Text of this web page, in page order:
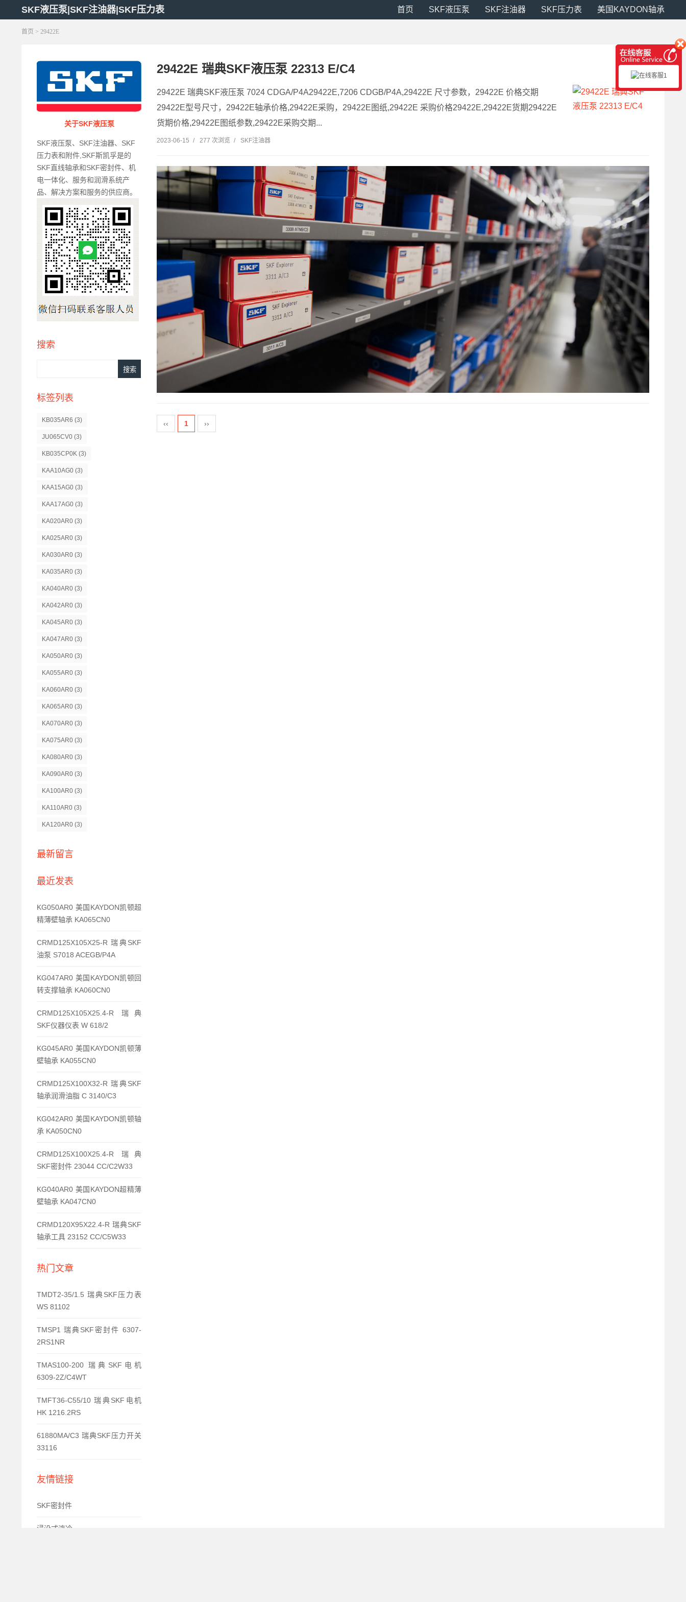
SKF液压泵|SKF注油器|SKF压力表 首页 SKF液压泵 SKF注油器 SKF压力表 美国KAYDON轴承
首页 > 29422E
关于SKF液压泵
SKF液压泵、SKF注油器、SKF
压力表和附件,SKF斯凯孚是的
SKF直线轴承和SKF密封件、机
电一体化、服务和润滑系统产
品、解决方案和服务的供应商。
搜索
标签列表
KB035AR6 (3)
JU065CV0 (3)
KB035CP0K (3)
KAA10AG0 (3)
KAA15AG0 (3)
KAA17AG0 (3)
KA020AR0 (3)
KA025AR0 (3)
KA030AR0 (3)
KA035AR0 (3)
KA040AR0 (3)
KA042AR0 (3)
KA045AR0 (3)
KA047AR0 (3)
KA050AR0 (3)
KA055AR0 (3)
KA060AR0 (3)
KA065AR0 (3)
KA070AR0 (3)
KA075AR0 (3)
KA080AR0 (3)
KA090AR0 (3)
KA100AR0 (3)
KA110AR0 (3)
KA120AR0 (3)
最新留言
最近发表
KG050AR0 美国KAYDON凯顿超
精薄壁轴承 KA065CN0
CRMD125X105X25-R 瑞典SKF
油泵 S7018 ACEGB/P4A
KG047AR0 美国KAYDON凯顿回
转支撑轴承 KA060CN0
CRMD125X105X25.4-R 瑞典
SKF仪器仪表 W 618/2
KG045AR0 美国KAYDON凯顿薄
壁轴承 KA055CN0
CRMD125X100X32-R 瑞典SKF
轴承润滑油脂 C 3140/C3
KG042AR0 美国KAYDON凯顿轴
承 KA050CN0
CRMD125X100X25.4-R 瑞典
SKF密封件 23044 CC/C2W33
KG040AR0 美国KAYDON超精薄
壁轴承 KA047CN0
CRMD120X95X22.4-R 瑞典SKF
轴承工具 23152 CC/C5W33
热门文章
TMDT2-35/1.5 瑞典SKF压力表
WS 81102
TMSP1 瑞典SKF密封件 6307-
2RS1NR
TMAS100-200 瑞典SKF电机
6309-2Z/C4WT
TMFT36-C55/10 瑞典SKF电机
HK 1216.2RS
61880MA/C3 瑞典SKF压力开关
33116
友情链接
SKF密封件
浸没式液冷
29422E 瑞典SKF液压泵 22313 E/C4
29422E 瑞典SKF液压泵 7024 CDGA/P4A29422E,7206 CDGB/P4A,29422E 尺寸参数，29422E 价格交期
29422E型号尺寸，29422E轴承价格,29422E采购，29422E图纸,29422E 采购价格29422E,29422E货期29422E
货期价格,29422E图纸参数,29422E采购交期...
2023-06-15 / 277 次浏览 / SKF注油器
‹‹ 1 ››